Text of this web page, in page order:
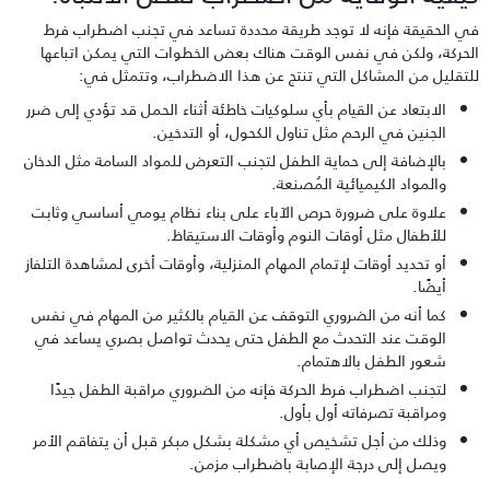
الحقيقة فإنه لا توجد طريقة محددة تساعد في تجنب اضطراب فرط
ولكن في نفس الوقت هناك بعض الخطوات التي يمكن اتباعها
من المشاكل التي تنتج عن هذا الاضطراب، وتتمثل في:
الابتعاد عن القيام بأي سلوكيات خاطئة أثناء الحمل قد تؤدي إلى ضرر
الجنين في الرحم مثل تناول الكحول، أو التدخين.
بالإضافة إلى حماية الطفل لتجنب التعرض للمواد السامة مثل الدخان
والمواد الكيميائية المُصنعة.
علاوة على ضرورة حرص الآباء على بناء نظام يومي أساسي وثابت
للأطفال مثل أوقات النوم وأوقات الاستيقاظ.
أو تحديد أوقات لإتمام المهام المنزلية، وأوقات أخرى لمشاهدة التلفاز
أيضًا.
كما أنه من الضروري التوقف عن القيام بالكثير من المهام في نفس
الوقت عند التحدث مع الطفل حتى يحدث تواصل بصري يساعد في
شعور الطفل بالاهتمام.
لتجنب اضطراب فرط الحركة فإنه من الضروري مراقبة الطفل جيدًا
ومراقبة تصرفاته أول بأول.
وذلك من أجل تشخيص أي مشكلة بشكل مبكر قبل أن يتفاقم الأمر
ويصل إلى درجة الإصابة باضطراب مزمن.